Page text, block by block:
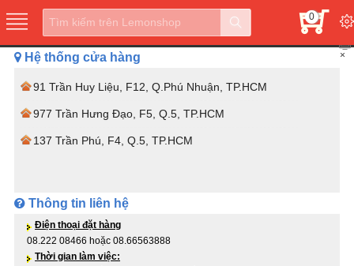
0
Hệ thống cửa hàng
91 Trần Huy Liệu, F12, Q.Phú Nhuận, TP.HCM
977 Trần Hưng Đạo, F5, Q.5, TP.HCM
137 Trần Phú, F4, Q.5, TP.HCM
Thông tin liên hệ
Điện thoại đặt hàng
08.222 08466 hoặc 08.66563888
Thời gian làm việc:
×